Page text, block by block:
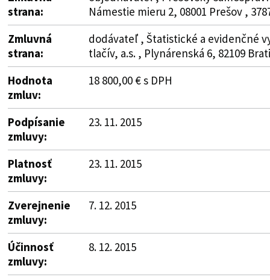
strana:
Námestie mieru 2, 08001 Prešov ,
Zmluvná
strana:
dodávateľ , Štatistické a evidenčné
tlačív, a.s. , Plynárenská 6, 82109
Hodnota
zmluv:
18 800,00 € s DPH
Podpísanie
zmluvy:
23. 11. 2015
Platnosť
zmluvy:
23. 11. 2015
Zverejnenie
zmluvy:
7. 12. 2015
Účinnosť
zmluvy:
8. 12. 2015